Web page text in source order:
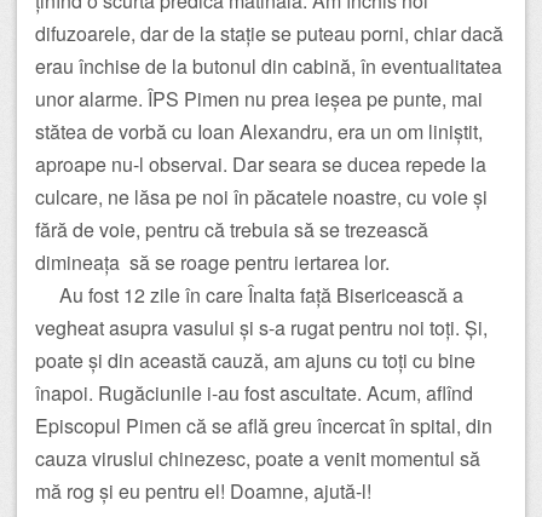
difuzoarele, dar de la stație se puteau porni, chiar dacă
erau închise de la butonul din cabină, în eventualitatea
unor alarme. ÎPS Pimen nu prea ieșea pe punte, mai
stătea de vorbă cu Ioan Alexandru, era un om liniștit,
aproape nu-l observai. Dar seara se ducea repede la
culcare, ne lăsa pe noi în păcatele noastre, cu voie și
fără de voie, pentru că trebuia să se trezească
dimineața să se roage pentru iertarea lor.
Au fost 12 zile în care Înalta față Bisericească a
vegheat asupra vasului și s-a rugat pentru noi toți. Și,
poate și din această cauză, am ajuns cu toți cu bine
înapoi. Rugăciunile i-au fost ascultate. Acum, aflînd
Episcopul Pimen că se află greu încercat în spital, din
cauza viruslui chinezesc, poate a venit momentul să
mă rog și eu pentru el! Doamne, ajută-l!